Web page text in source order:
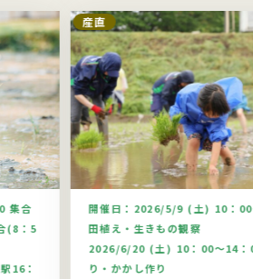
集合
(8：5
16：
産直
開催日： 2026/5/9 (土) 10：
田植え・生きもの観察
2026/6/20 (土) 10：00～14
り・かかし作り